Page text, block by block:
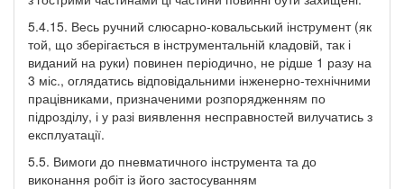
5.4.15. Весь ручний слюсарно-ковальський інструмент (як
той, що зберігається в інструментальній кладовій, так і
виданий на руки) повинен періодично, не рідше 1 разу на
3 міс., оглядатись відповідальними інженерно-технічними
працівниками, призначеними розпорядженням по
підрозділу, і у разі виявлення несправностей вилучатись з
експлуатації.
5.5. Вимоги до пневматичного інструмента та до
виконання робіт із його застосуванням